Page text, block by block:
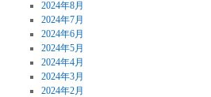
2024年8月
2024年7月
2024年6月
2024年5月
2024年4月
2024年3月
2024年2月